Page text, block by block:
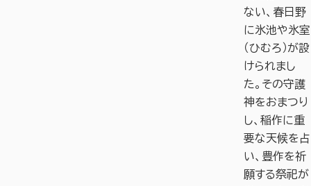
ない、春日野
に氷池や氷室
（ひむろ）が設
けられまし
た。その守護
神をおまつり
し、稲作に重
要な天候を占
い、豊作を祈
願する祭祀が